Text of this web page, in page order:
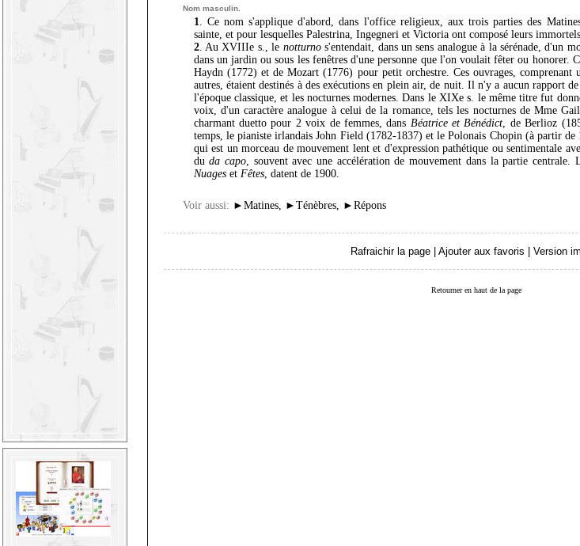
Nom masculin.
1. Ce nom s'applique d'abord, dans l'office religieux, aux trois parties des
sainte, et pour lesquelles Palestrina, Ingegneri et Victoria ont composé leurs
2. Au XVIIIe s., le notturnos'entendait, dans un sens analogue à la sérénade, d'un
dans un jardin ou sous les fenêtres d'une personne que l'on voulait fêter ou honorer.
Haydn (1772) et de Mozart (1776) pour petit orchestre. Ces ouvrages, comprenant
autres, étaient destinés à des exécutions en plein air, de nuit. Il n'y a aucun rapport
l'époque classique, et les nocturnes modernes. Dans le XIXe s. le même titre fut
voix, d'un caractère analogue à celui de la romance, tels les nocturnes de Mme
charmant duetto pour 2 voix de femmes, dans Béatrice et Bénédict, de Berlioz
temps, le pianiste irlandais John Field (1782-1837) et le Polonais Chopin (à partir
qui est un morceau de mouvement lent et d'expression pathétique ou sentimentale
duda capo, souvent avec une accélération de mouvement dans la partie centrale.
Nuageset Fêtes, datent de 1900.
Voir aussi: ► Matines, ► Ténèbres, ► Répons
Rafraichir la page | Ajouter aux favoris | Version
Retourner en haut de la page